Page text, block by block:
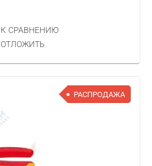
К СРАВНЕНИЮ
ОТЛОЖИТЬ
РАСПРОДАЖА